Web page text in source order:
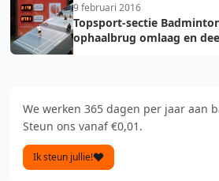
9 februari 2016
Topsport-sectie
ophaalbrug omlaag en
We werken 365 dagen per jaar aan
Steun ons vanaf €0,01.
Ik steun jullie!